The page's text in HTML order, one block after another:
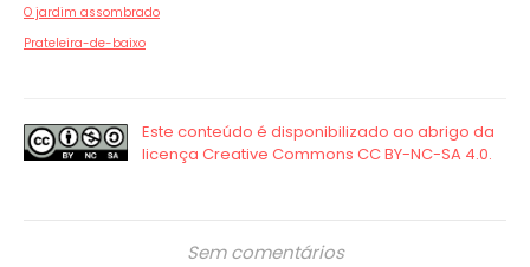
O jardim assombrado
Prateleira-de-baixo
Sem comentários